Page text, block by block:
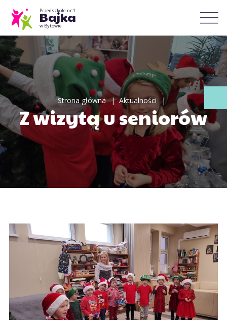
Przedszkole nr 1
Bajka
w Bytowie
Strona główna Aktualności
Z wizytą u seniorów